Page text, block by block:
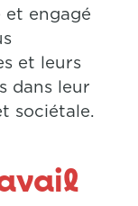
et engagé
et leurs
dans leur
sociétale.